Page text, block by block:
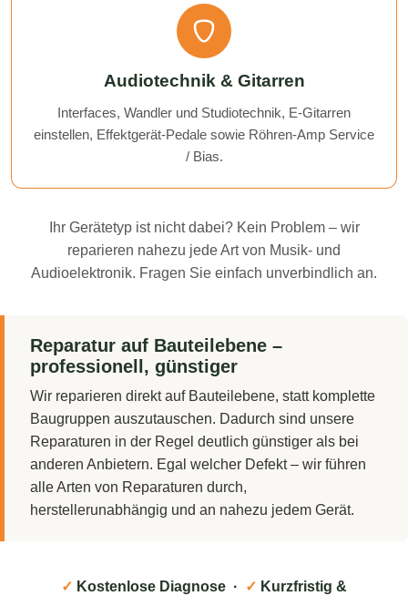
Audiotechnik & Gitarren
Interfaces, Wandler und Studiotechnik, E-Gitarren
einstellen, Effektgerät-Pedale sowie Röhren-Amp Service
/ Bias.
Ihr Gerätetyp ist nicht dabei? Kein Problem – wir
reparieren nahezu jede Art von Musik- und
Audioelektronik. Fragen Sie einfach unverbindlich an.
Reparatur auf Bauteilebene –
professionell, günstiger
Wir reparieren direkt auf Bauteilebene, statt komplette
Baugruppen auszutauschen. Dadurch sind unsere
Reparaturen in der Regel deutlich günstiger als bei
anderen Anbietern. Egal welcher Defekt – wir führen
alle Arten von Reparaturen durch,
herstellerunabhängig und an nahezu jedem Gerät.
✓ Kostenlose Diagnose · ✓ Kurzfristig &